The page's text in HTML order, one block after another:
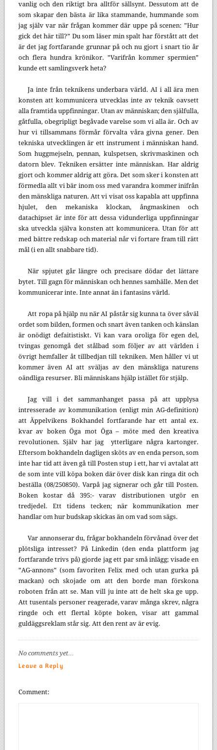
vanlig och den riktigt bra alltför sällsynt. Dessutom att de
som skapar den bästa är lika stammande, hummande som
jag själv var när frågan kommer där uppe på scenen: ”Hur
gick det här till?” Du som läser min spalt har förstått att det
är det jag fortfarande grunnar på och nu gjort i snart tio år
och flera hundra krönikor. ”Varifrån kommer spermien”
kunde ett samlingsverk heta?
Ja inte från teknikens underbara värld. AI i all ära men
konsten att kommunicera utvecklas inte av teknik oavsett
alla framtida uppfinningar. Utan av människan; den själfulla,
gåtfulla, obegripligt begåvade varelse som vi alla är. Och av
hur vi tillsammans förmår förvalta våra givna gener. Den
tekniska utvecklingen är ett instrument i människan hand.
Som huggmejseln, pennan, kulspetsen, skrivmaskinen och
datorn blev. Tekniken ersätter inte människan. Har aldrig
gjort och kommer aldrig att göra. Det som sker i konsten att
förmedla allt vi bär inom oss med varandra kommer inifrån
den mänskliga naturen. Att vi visat oss kapabla att uppfinna
hjulet, den mekaniska klockan, ångmaskinen och
datachipset är inte för att dessa vidunderliga uppfinningar
ska utveckla själva konsten att kommunicera. Utan för att
med bättre redskap och material når vi fortare fram till rätt
mål (i en allt snabbare tid).
När spjutet går längre och precisare dödar det lättare
bytet. Till gagn för människan och hennes samhälle. Men det
kommunicerar inte. Inte annat än i fantasins värld.
Att ropa på hjälp nu när AI påstår sig kunna ta över såväl
ordet som bilden, formen och snart även tanken och känslan
är onödigt defaitistiskt. Vi kan vara oroliga för egen del,
tvingas genomgå det stålbad som följer av att världen i
övrigt hemfaller åt tillbedjan till tekniken. Men håller vi ut
kommer även AI att sväljas av den mänskliga naturens
oändliga resurser. Bli människans hjälp istället för stjälp.
Jag vill i det sammanhanget passa på att upplysa
intresserade av kommunikation (enligt min AG-definition)
att Äppelvikens Bokhandel fortfarande har ett antal ex.
kvar av boken Öga mot Öga – möte med den kreativa
revolutionen. Själv har jag
ytterligare några kartonger.
Eftersom bokhandeln dagligen sköts av en enda person, som
inte har tid att även gå till Posten stup i ett, har vi avtalat att
de som inte vill köpa boken där över disk kan ringa dit och
beställa (08/250850). Varpå jag signerar och går till Posten.
Boken kostar då 395:- varav distributionen utgör en
tredjedel. Ett tidens tecken; när kommunikation mer
handlar om hur budskap skickas än om vad som sägs.
Var annonserar du, frågar bokhandeln förvånad över det
plötsliga intresset? På Linkedin (den enda plattform jag
fortfarande trivs på) gjorde jag ett par små inlägg; visade en
”AG-annons” (som favoriten Felix med och utan gurka på
mackan) och skojade om att den borde man förskona
roboten från att se. Man vill ju inte att de helt ska ge upp.
Att tusentals personer reagerade, varav många skrev, några
ringde och ett flertal köpte boken, visar att gammal
guldäggsreklam står sig. Att den rent av är evig.
No comments yet…
Leave a Reply
Comment